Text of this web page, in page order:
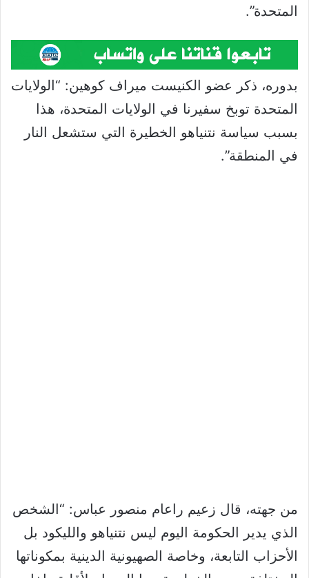
المتحدة”.
بدوره، ذكر عضو الكنيست ميراف كوهين: “الولايات
المتحدة توبخ سفيرنا في الولايات المتحدة، هذا
بسبب سياسة نتنياهو الخطيرة التي ستشعل النار
في المنطقة”.
من جهته، قال زعيم راعام منصور عباس: “الشخص
الذي يدير الحكومة اليوم ليس نتنياهو والليكود بل
الأحزاب التابعة، وخاصة الصهيونية الدينية بمكوناتها